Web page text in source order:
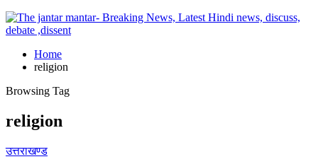
Home
religion
Browsing Tag
religion
उत्तराखण्ड